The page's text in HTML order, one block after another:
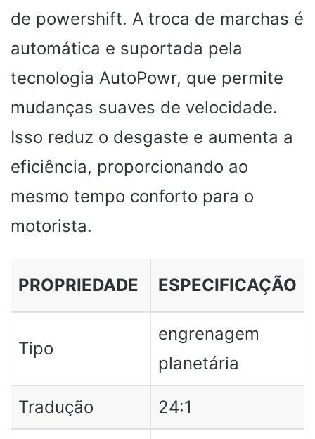
de powershift. A troca de marchas é
automática e suportada pela
tecnologia AutoPowr, que permite
mudanças suaves de velocidade.
Isso reduz o desgaste e aumenta a
eficiência, proporcionando ao
mesmo tempo conforto para o
motorista.
PROPRIEDADE ESPECIFICAÇÃO
Tipo
engrenagem
planetária
Tradução 24:1